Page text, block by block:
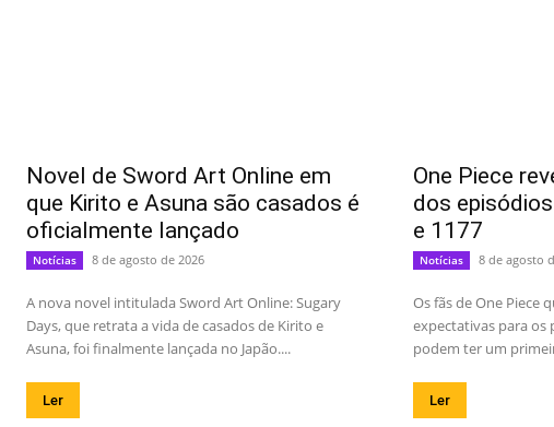
Novel de Sword Art Online em
que Kirito e Asuna são casados é
oficialmente lançado
Notícias 8 de agosto de 2026
A nova novel intitulada Sword Art Online: Sugary
Days, que retrata a vida de casados de Kirito e
Asuna, foi finalmente lançada no Japão....
Ler
One Piece
dos
e 1177
Notícias 8 de agosto
Os fãs de One Piece
expectativas para os
podem ter um
Ler